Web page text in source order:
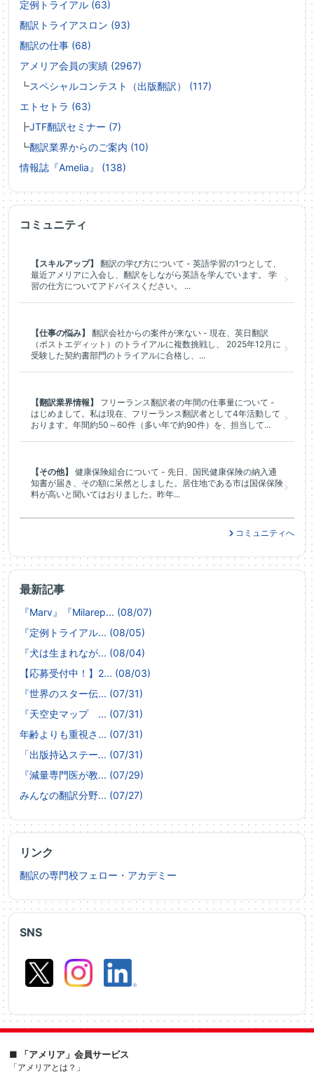
SNS
定例トライアル (63)
翻訳トライアスロン (93)
翻訳の仕事 (68)
アメリア会員の実績 (2967)
┗スペシャルコンテスト（出版翻訳） (117)
エトセトラ (63)
┣JTF翻訳セミナー (7)
┗翻訳業界からのご案内 (10)
情報誌『Amelia』 (138)
最新記事
『Marv』『Milarep... (08/07)
『定例トライアル... (08/05)
『犬は生まれなが... (08/04)
【応募受付中！】2... (08/03)
『世界のスター伝... (07/31)
『天空史マップ ... (07/31)
年齢よりも重視さ... (07/31)
「出版持込ステー... (07/31)
『減量専門医が教... (07/29)
みんなの翻訳分野... (07/27)
リンク
翻訳の専門校フェロー・アカデミー
コミュニティ
【スキルアップ】
翻訳の学び方について - 英語学習の1つとして、
最近アメリアに入会し、翻訳をしながら英語を学んでいます。 学
習の仕方についてアドバイスください。 ...
【仕事の悩み】
翻訳会社からの案件が来ない - 現在、英日翻訳
（ポストエディット）のトライアルに複数挑戦し、 2025年12月に
受験した契約書部門のトライアルに合格し、...
【翻訳業界情報】
フリーランス翻訳者の年間の仕事量について -
はじめまして。私は現在、フリーランス翻訳者として4年活動して
おります。年間約50～60件（多い年で約90件）を、担当して...
【その他】
健康保険組合について - 先日、国民健康保険の納入通
知書が届き、その額に呆然としました。居住地である市は国保保険
料が高いと聞いてはおりました。昨年...
コミュニティへ
■ 「アメリア」会員サービス
「アメリアとは？」